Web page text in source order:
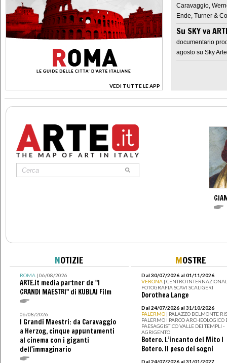
VEDI TUTTE LE APP
>
Caravaggio,
Ende, Turner &
Su SKY va
documentario
agosto su Sky Arte
NOTIZIE
ROMA| 06/08/2026
ARTE.it media partner de "I
GRANDI MAESTRI" di KUBLAI Film
06/08/2026
I Grandi Maestri: da Caravaggio
a Herzog, cinque appuntamenti
al cinema con i giganti
dell'immaginario
MOSTRE
Dal 30/07/2026 al 01/11/2026
VERONA | CENTRO
FOTOGRAFIA SCAVI SCALIGERI
Dorothea Lange
Dal 24/07/2026 al 31/10/2026
PALERMO | PALAZZO BELMONTE
PALERMO I PARCO ARCHEOLOGICO
PAESAGGISTICO VALLE DEI TEMPLI -
AGRIGENTO
Botero. L’incanto del Mito I
Botero. Il peso dei sogni
Dal 24/07/2026 al 31/01/2027